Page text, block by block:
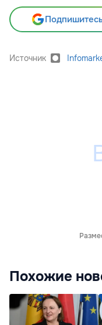
Источник
Похожие